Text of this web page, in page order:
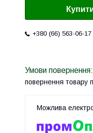
+380 (66) 563-06-17
повернення товару